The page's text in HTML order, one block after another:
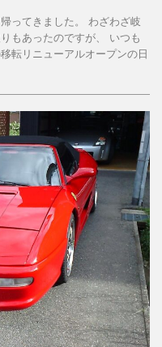
ってきました。 わざわざ岐
もあったのですが、 いつも
転リニューアルオープンの日